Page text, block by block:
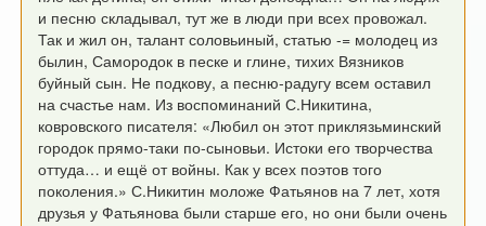
и песню складывал, тут же в люди при всех провожал.
Так и жил он, талант соловьиный, статью -= молодец из
былин, Самородок в песке и глине, тихих Вязников
буйный сын. Не подкову, а песню-радугу всем оставил
на счастье нам. Из воспоминаний С.Никитина,
ковровского писателя: «Любил он этот приклязьминский
городок прямо-таки по-сыновьи. Истоки его творчества
оттуда… и ещё от войны. Как у всех поэтов того
поколения.»С.Никитин моложе Фатьянов на 7 лет, хотя
друзья у Фатьяновабыли старше его, но они были очень